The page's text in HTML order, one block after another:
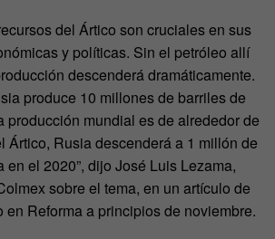
del Ártico son cruciales en sus
y políticas. Sin el petróleo allí
descenderá dramáticamente.
produce 10 millones de barriles de
producción mundial es de alrededor de
Ártico, Rusia descenderá a 1 millón de
en el 2020”, dijo José Luis Lezama,
sobre el tema, en un artículo de
Reforma a principios de noviembre.